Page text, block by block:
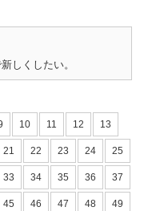
しくしたい。
10 11 12 13
21 22 23 24 25
33 34 35 36 37
45 46 47 48 49